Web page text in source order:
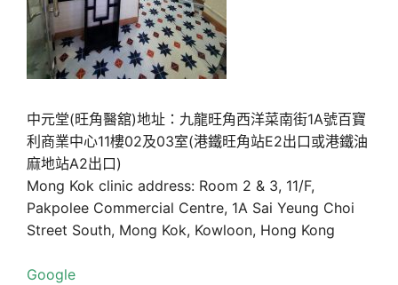
中元堂(旺角醫舘)地址：九龍旺角西洋菜南街1A號百寶
利商業中心11樓02及03室(港鐵旺角站E2出口或港鐵油
麻地站A2出口)
Mong Kok clinic address: Room 2 & 3, 11/F,
Pakpolee Commercial Centre, 1A Sai Yeung Choi
Street South, Mong Kok, Kowloon, Hong Kong
Google